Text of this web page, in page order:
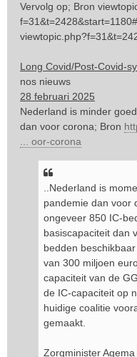
r
i
c
t
Vervolg op; Bron
Long Covid/Post-Covid-
nos nieuws
28 februari 2025
Nederland is minder
dan voor corona; Bron
... oor-corona
..Nederland is
pandemie dan voor
ongeveer 850 IC-
basiscapaciteit dan
bedden
van 300 miljoen
capaciteit van de
de IC-capaciteit op
huidige coalitie
gemaakt.
Zorgminister